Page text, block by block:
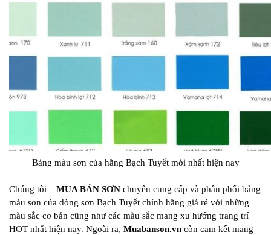
Bảng màu sơn của hãng Bạch Tuyết mới nhất hiện nay
Chúng tôi – MUA BÁN SƠN chuyên cung cấp và phân phối bảng
màu sơn của dòng sơn Bạch Tuyết chính hãng giá rẻ với những
màu sắc cơ bản cũng như các màu sắc mang xu hướng trang trí
HOT nhất hiện nay. Ngoài ra, Muabanson.vn còn cam kết mang